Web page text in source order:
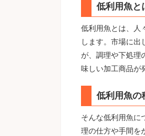
低利用魚と
低利用魚とは、人
します。市場に出
が、調理や下処理
味しい加工商品が
低利用魚の
そんな低利用魚に
理の仕方や手間を